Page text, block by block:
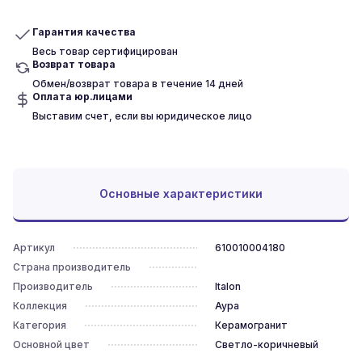
Гарантия качества
Весь товар сертифицирован
Возврат товара
Обмен/возврат товара в течение 14 дней
Оплата юр.лицами
Выставим счет, если вы юридическое лицо
Основные характеристики
Артикул
610010004180
Страна производитель
Производитель
Italon
Коллекция
Аура
Категория
Керамогранит
Основной цвет
Светло-коричневый